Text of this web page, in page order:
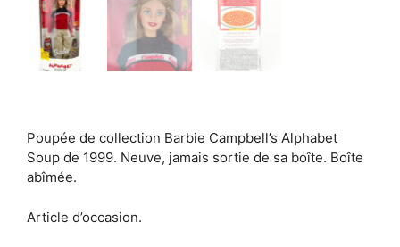
Poupée de collection Barbie Campbell’s Alphabet
Soup de 1999. Neuve, jamais sortie de sa boîte. Boîte
abîmée.
Article d’occasion.